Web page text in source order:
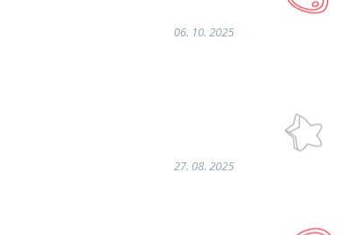
06. 10. 2025
27. 08. 2025